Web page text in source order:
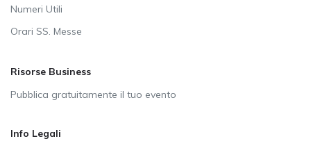
Numeri Utili
Orari SS. Messe
Risorse Business
Pubblica gratuitamente il tuo evento
Info Legali